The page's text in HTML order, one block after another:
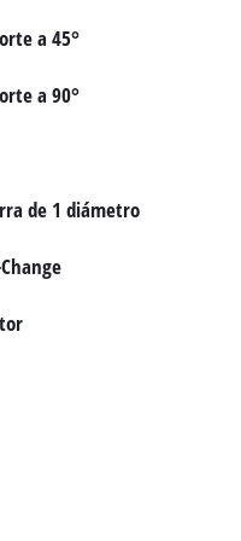
a 45°
a 90°
de 1 diámetro